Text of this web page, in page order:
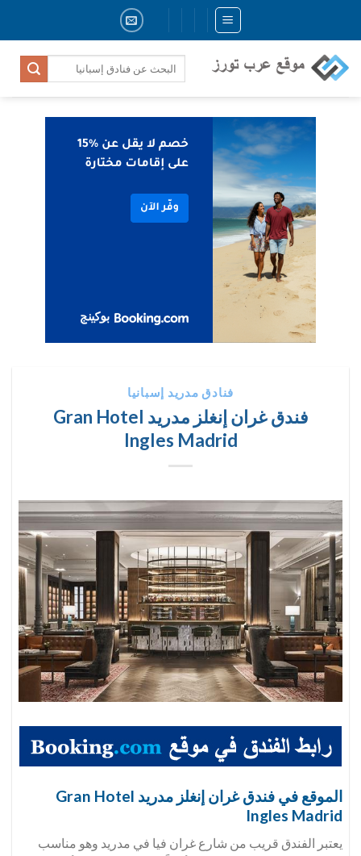
content
فنادق مدريد إسبانيا
فندق غران إنغلز مدريد Gran Hotel
Ingles Madrid
الموقع في فندق غران إنغلز مدريد Gran Hotel
Ingles Madrid
يعتبر الفندق قريب من شارع غران فيا في مدريد وهو مناسب